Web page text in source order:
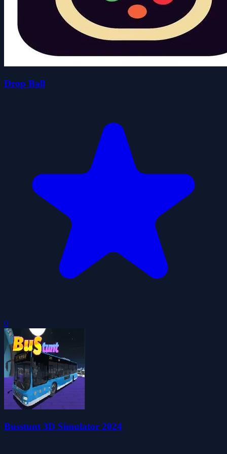
Drop Ball
0
Busstunt 3D Simulator 2024